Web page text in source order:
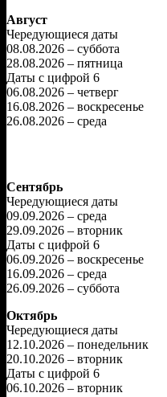
Август
Чередующиеся даты
08.08.2026 – суббота
28.08.2026 – пятница
Даты с цифрой 6
06.08.2026 – четверг
16.08.2026 – воскресенье
26.08.2026 – среда
Сентябрь
Чередующиеся даты
09.09.2026 – среда
29.09.2026 – вторник
Даты с цифрой 6
06.09.2026 – воскресенье
16.09.2026 – среда
26.09.2026 – суббота
Октябрь
Чередующиеся даты
12.10.2026 – понедельник
20.10.2026 – вторник
Даты с цифрой 6
06.10.2026 – вторник